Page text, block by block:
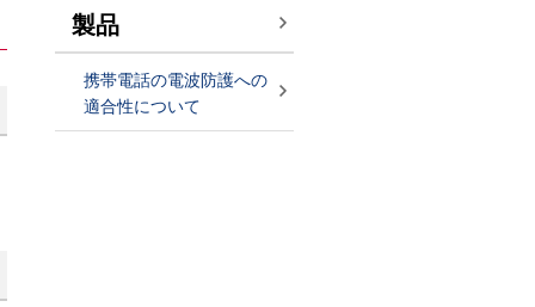
製品
携帯電話の電波防護への
適合性について